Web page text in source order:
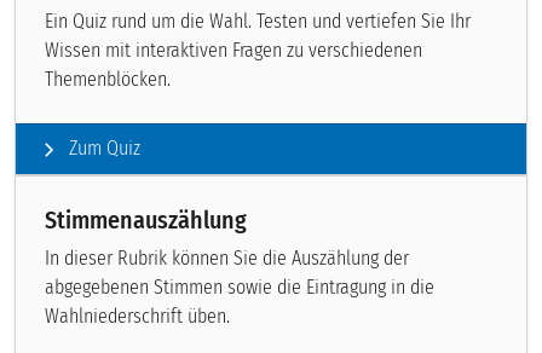
Ein Quiz rund um die Wahl. Testen und vertiefen Sie Ihr
Wissen mit interaktiven Fragen zu verschiedenen
Themenblöcken.
Zum Quiz
Stimmenauszählung
In dieser Rubrik können Sie die Auszählung der
abgegebenen Stimmen sowie die Eintragung in die
Wahlniederschrift üben.